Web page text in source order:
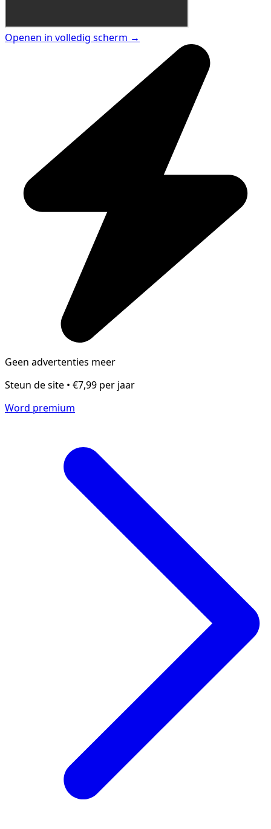
Openen in volledig scherm →
Geen advertenties meer
Steun de site • €7,99 per jaar
Word premium